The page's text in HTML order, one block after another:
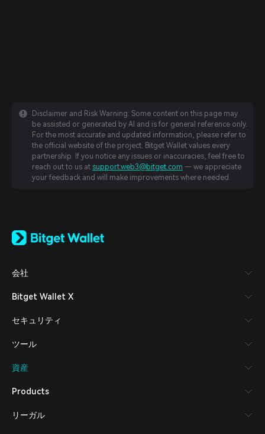
Disclaimer and Risk Warning: Some content on this page may
be assisted or generated by AI and is for general reference only.
For the most accurate and updated information, please refer to
the official website of the project. Bitget Wallet values every
partnership. If you notice any issues or inaccuracies, feel free to
reach out to us at support.web3@bitget.com — we appreciate
your feedback and will make improvements where needed.
日本語
Español (Latinoamérica)
Italiano
Deutsch
繁體中文
Bahasa Indonesia
会社
Bitget Wallet X
セキュリティ
ツール
資産
Products
リーガル